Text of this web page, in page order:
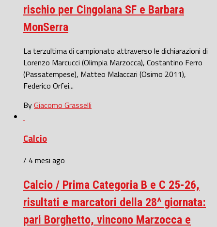
rischio per Cingolana SF e Barbara
MonSerra
La terzultima di campionato attraverso le dichiarazioni di
Lorenzo Marcucci (Olimpia Marzocca), Costantino Ferro
(Passatempese), Matteo Malaccari (Osimo 2011),
Federico Orfei...
ByGiacomo Grasselli
Calcio
/ 4 mesi ago
Calcio / Prima Categoria B e C 25-26,
risultati e marcatori della 28^ giornata:
pari Borghetto, vincono Marzocca e